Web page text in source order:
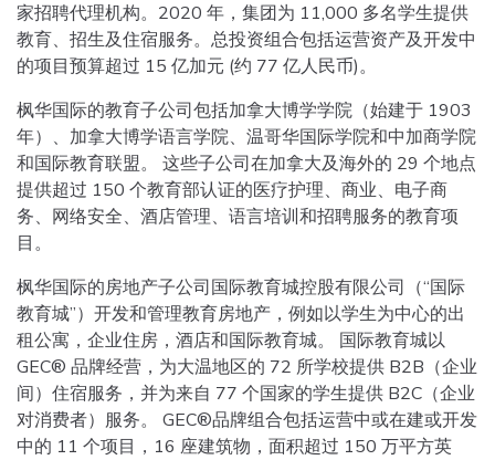
家招聘代理机构。2020 年，集团为 11,000 多名学生提供
教育、招生及住宿服务。总投资组合包括运营资产及开发中
的项目预算超过 15 亿加元 (约 77 亿人民币)。
枫华国际的教育子公司包括加拿大博学学院（始建于 1903
年）、加拿大博学语言学院、温哥华国际学院和中加商学院
和国际教育联盟。 这些子公司在加拿大及海外的 29 个地点
提供超过 150 个教育部认证的医疗护理、商业、电子商
务、网络安全、酒店管理、语言培训和招聘服务的教育项
目。
枫华国际的房地产子公司国际教育城控股有限公司（“国际
教育城”）开发和管理教育房地产，例如以学生为中心的出
租公寓，企业住房，酒店和国际教育城。 国际教育城以
GEC® 品牌经营，为大温地区的 72 所学校提供 B2B（企业
间）住宿服务，并为来自 77 个国家的学生提供 B2C（企业
对消费者）服务。 GEC®品牌组合包括运营中或在建或开发
中的 11 个项目，16 座建筑物，面积超过 150 万平方英